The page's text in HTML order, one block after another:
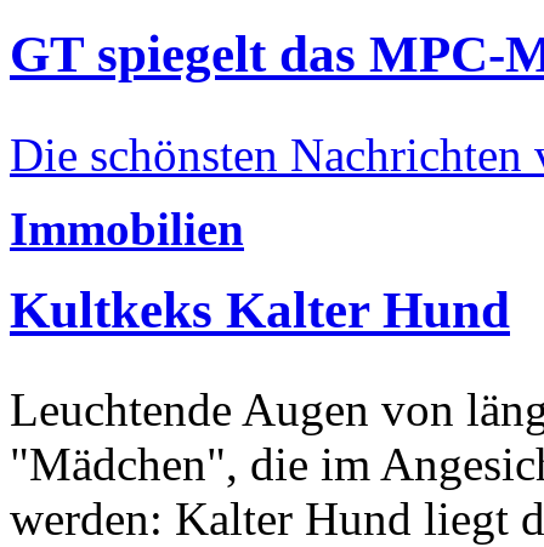
GT spiegelt das MPC-
Die schönsten Nachrichten
Immobilien
Kultkeks Kalter Hund
Leuchtende Augen von
"Mädchen", die im
werden: Kalter Hund liegt